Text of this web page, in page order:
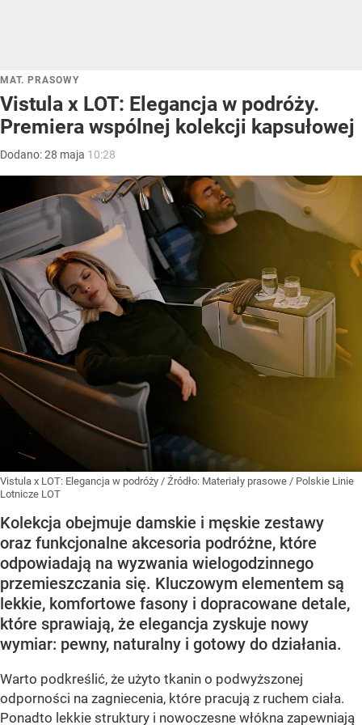
MAT. PRASOWY
Vistula x LOT: Elegancja w podróży.
Premiera wspólnej kolekcji kapsułowej
Dodano:28 maja 10:28
Vistula x LOT: Elegancja w podróży / Źródło: Materiały prasowe / Polskie Linie
Lotnicze LOT
Kolekcja obejmuje damskie i męskie zestawy
oraz funkcjonalne akcesoria podróżne, które
odpowiadają na wyzwania wielogodzinnego
przemieszczania się. Kluczowym elementem są
lekkie, komfortowe fasony i dopracowane detale,
które sprawiają, że elegancja zyskuje nowy
wymiar: pewny, naturalny i gotowy do działania.
Warto podkreślić, że użyto tkanin o podwyższonej
odporności na zagniecenia, które pracują z ruchem ciała.
Ponadto lekkie struktury i nowoczesne włókna zapewniają